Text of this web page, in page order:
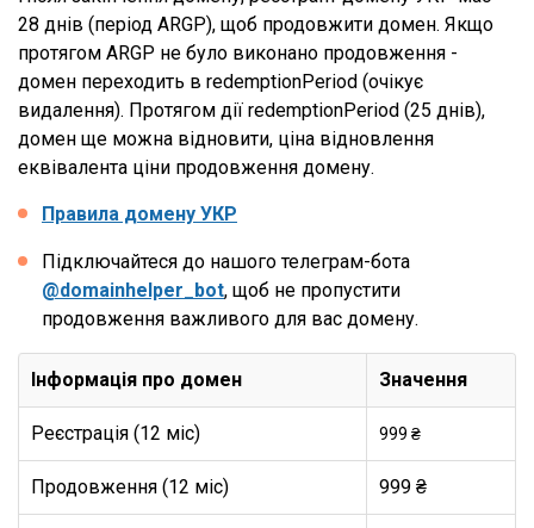
28 днів (період ARGP), щоб продовжити домен. Якщо
протягом ARGP не було виконано продовження -
домен переходить в redemptionPeriod (очікує
видалення). Протягом дії redemptionPeriod (25 днів),
домен ще можна відновити, ціна відновлення
еквівалента ціни продовження домену.
Правила домену УКР
Підключайтеся до нашого телеграм-бота
@domainhelper_bot, щоб не пропустити
продовження важливого для вас домену.
Інформація про домен Значення
Реєстрація (12 міс) 999 ₴
Продовження (12 міс) 999 ₴